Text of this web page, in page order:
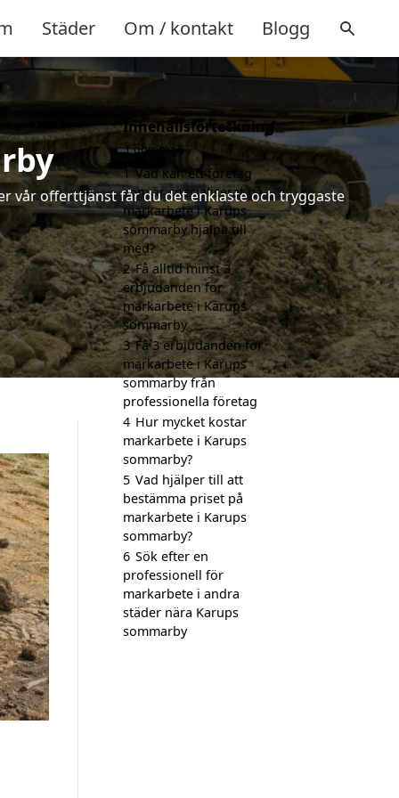
Städer Om / kontakt Blogg
vår offerttjänst får du det enklaste och tryggaste
Innehållsförteckning
gömma
1 Vad kan ett företag
som är specialiserat på
markarbete i Karups
sommarby hjälpa till
med?
2 Få alltid minst 3
erbjudanden för
markarbete i Karups
sommarby
3 Få 3 erbjudanden för
markarbete i Karups
sommarby från
professionella företag
4 Hur mycket kostar
markarbete i Karups
sommarby?
5 Vad hjälper till att
bestämma priset på
markarbete i Karups
sommarby?
6 Sök efter en
professionell för
markarbete i andra
städer nära Karups
sommarby